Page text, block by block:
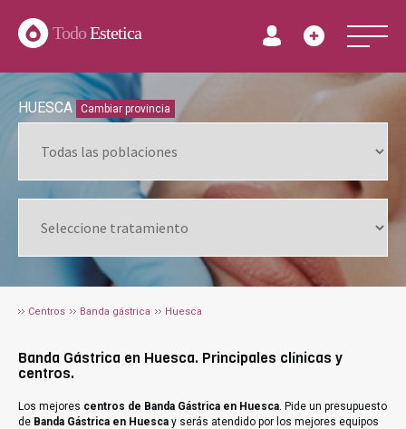
TodoEstetica
HUESCA Cambiar provincia
Centros Banda gástrica Huesca
Banda Gástrica en Huesca. Principales clínicas y
centros.
Los mejores centros de Banda Gástrica en Huesca. Pide un presupuesto
de Banda Gástrica en Huesca y serás atendido por los mejores equipos